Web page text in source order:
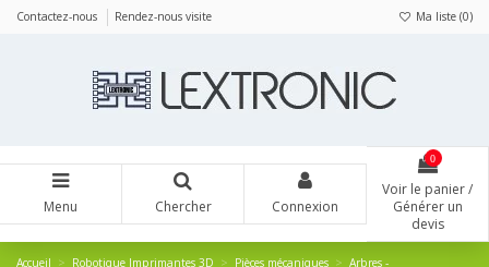
Contactez-nous Rendez-nous visite Ma liste (0)
Menu Chercher Connexion
0
Voir le panier /
Générer un
devis
Accueil Robotique Imprimantes 3D Pièces mécaniques
Arbres -
Panneau de gestion des cookies